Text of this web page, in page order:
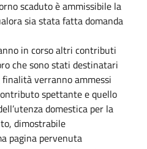
scaduto è ammissibile la
sia stata fatta domanda
in corso altri contributi
che sono stati destinatari
verranno ammessi
spettante e quello
domestica per la
dimostrabile
pagina pervenuta